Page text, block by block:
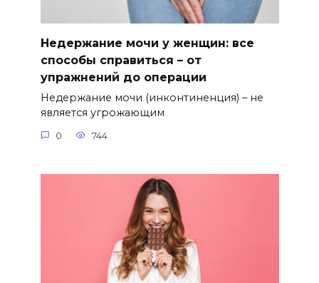
Недержание мочи у женщин: все
способы справиться – от
упражнений до операции
Недержание мочи (инконтиненция) – не
является угрожающим
0 744